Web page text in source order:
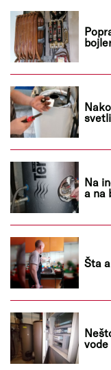
svetli
Na
a na
Šta
vode